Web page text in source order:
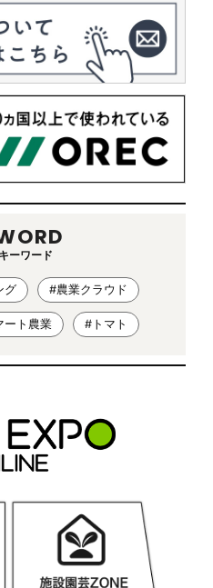
ーワード
グ #農業クラウド
ート農業 #トマト